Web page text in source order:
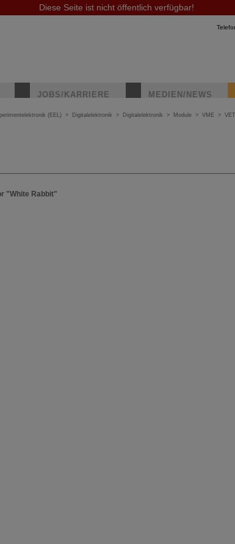
Diese Seite ist nicht öffentlich verfügbar!
JOBS/KARRIERE MEDIEN/NEWS
(EEL) > Digitalelektronik > Digitalelektronik > Module > VME >
"White Rabbit"